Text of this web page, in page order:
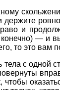
и
— и
то это вам
с одной